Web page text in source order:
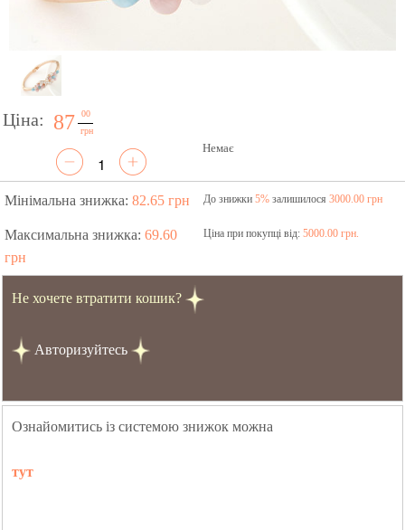
Ціна: 87
00
грн
Немає
Мінімальна знижка: 82.65 грн До знижки 5%залишилося 3000.00 грн
Максимальна знижка: 69.60
грн
Ціна при покупці від: 5000.00 грн.
Не хочете втратити кошик?
Авторизуйтесь
Ознайомитись із системою знижок можна
тут